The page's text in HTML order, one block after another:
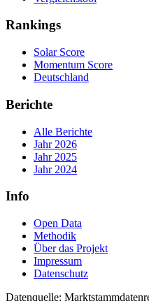
Rankings
Solar Score
Momentum Score
Deutschland
Berichte
Alle Berichte
Jahr 2026
Jahr 2025
Jahr 2024
Info
Open Data
Methodik
Über das Projekt
Impressum
Datenschutz
Datenquelle: